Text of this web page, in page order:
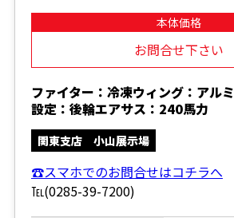
本体価格
お問合せ下さい
ファイター：冷凍ウィング：アル
設定：後輪エアサス：240馬力
関東支店 小山展示場
☎スマホでのお問合せはコチラへ
℡(0285-39-7200)